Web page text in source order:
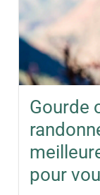
Gourde
pour